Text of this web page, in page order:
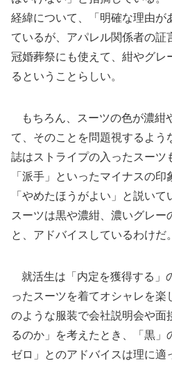
経緯について、「明確な理由が
ているが、アパレル関係者の証
冠婚葬祭にも使えて、紺やグレ
るということらしい。
もちろん、スーツの色が濃紺
て、そのことを問題視するよう
誌はストライプの入ったスーツ
「派手」といったマイナスの印
「やめたほうがよい」と説い
スーツは黒や濃紺、濃いグレー
と、アドバイスしているわけだ。
就活生は「内定を獲得する」
ったスーツを着てオシャレを
のような服装で会社説明会や面
るのか」を考えたとき、「黒
ゼロ」とのアドバイスは理に適